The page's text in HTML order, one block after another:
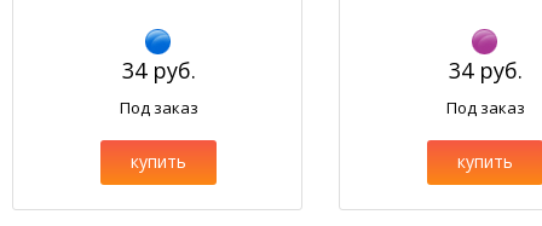
34 руб.
Под заказ
купить
34 руб.
Под заказ
купить